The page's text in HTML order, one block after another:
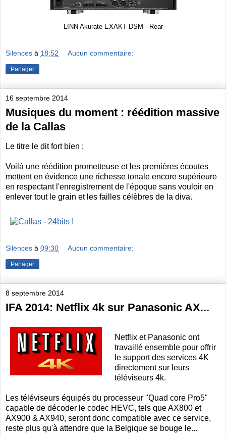
LINN Akurate EXAKT DSM - Rear
Silences à 18:52 Aucun commentaire:
Partager
16 septembre 2014
Musiques du moment : réédition massive
de la Callas
Le titre le dit fort bien :
Voilà une réédition prometteuse et les premières écoutes
mettent en évidence une richesse tonale encore supérieure
en respectant l'enregistrement de l'époque sans vouloir en
enlever tout le grain et les failles célèbres de la diva.
Silences à 09:30 Aucun commentaire:
Partager
8 septembre 2014
IFA 2014: Netflix 4k sur Panasonic AX...
Netflix et Panasonic ont
travaillé ensemble pour offrir
le support des services 4K
directement sur leurs
téléviseurs 4k.
Les téléviseurs équipés du processeur "Quad core Pro5"
capable de décoder le codec HEVC, tels que AX800 et
AX900 & AX940, seront donc compatible avec ce service,
reste plus qu'à attendre que la Belgique se bouge le...